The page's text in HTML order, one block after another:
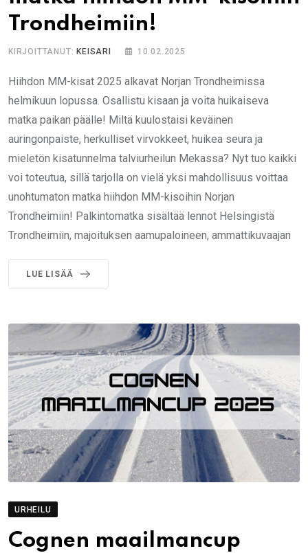
Trondheimiin!
KIRJOITTANUT:KEISARI 10.02.2025
Hiihdon MM-kisat 2025 alkavat Norjan Trondheimissa
helmikuun lopussa. Osallistu kisaan ja voita huikaiseva
matka paikan päälle! Miltä kuulostaisi keväinen
auringonpaiste, herkulliset virvokkeet, huikea seura ja
mieletön kisatunnelma talviurheilun Mekassa? Nyt tuo kaikki
voi toteutua, sillä tarjolla on vielä yksi mahdollisuus voittaa
unohtumaton matka hiihdon MM-kisoihin Norjan
Trondheimiin! Palkintomatka sisältää lennot Helsingistä
Trondheimiin, majoituksen aamupaloineen, ammattikuvaajan
LUE LISÄÄ
URHEILU
Cognen maailmancup